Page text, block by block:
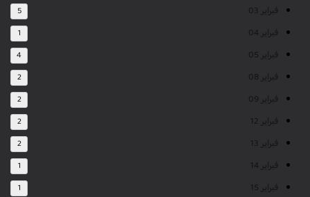
فبراير 03 5
فبراير 04 1
فبراير 05 4
فبراير 08 2
فبراير 09 2
فبراير 12 2
فبراير 13 2
فبراير 14 1
فبراير 15 1